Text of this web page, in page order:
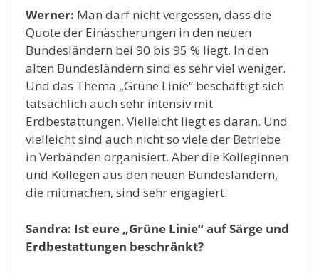
Werner: Man darf nicht vergessen, dass die
Quote der Einäscherungen in den neuen
Bundesländern bei 90 bis 95 % liegt. In den
alten Bundesländern sind es sehr viel weniger.
Und das Thema „Grüne Linie“ beschäftigt sich
tatsächlich auch sehr intensiv mit
Erdbestattungen. Vielleicht liegt es daran. Und
vielleicht sind auch nicht so viele der Betriebe
in Verbänden organisiert. Aber die Kolleginnen
und Kollegen aus den neuen Bundesländern,
die mitmachen, sind sehr engagiert.
Sandra: Ist eure „Grüne Linie“ auf Särge und
Erdbestattungen beschränkt?